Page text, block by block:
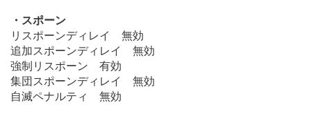
・スポーン
リスポーンディレイ 無効
追加スポーンディレイ 無効
強制リスポーン 有効
集団スポーンディレイ 無効
自滅ペナルティ 無効